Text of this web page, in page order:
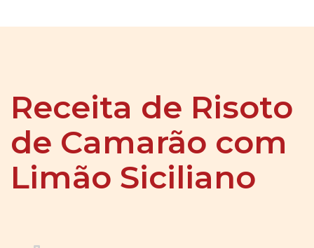
Receita de Risoto
de Camarão com
Limão Siciliano